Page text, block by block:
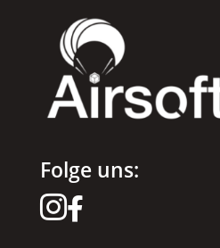
Folge uns:
